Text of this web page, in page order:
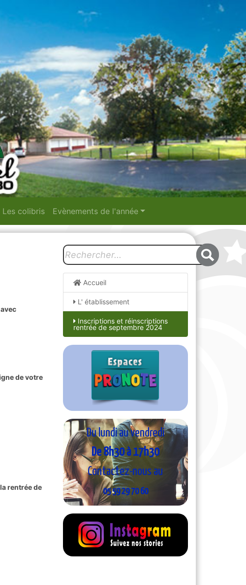
Les colibris Evènements de l'année
de votre
rentrée de
Accueil
L' établissement
Inscriptions et réinscriptions
rentrée de septembre 2024
Du lundi au vendredi
De 8h30 à 17h30
Contactez-nous au
05 59 29 70 60